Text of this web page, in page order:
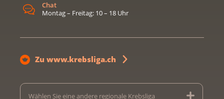
Chat
Montag – Freitag: 10 – 18 Uhr
Zu www.krebsliga.ch
Wählen Sie eine andere regionale Krebsliga